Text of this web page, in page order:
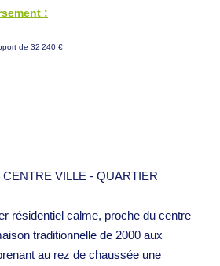
:
de 32 240 €
VILLE - QUARTIER
résidentiel calme, proche du centre
traditionnelle de 2000 aux
au rez de chaussée une